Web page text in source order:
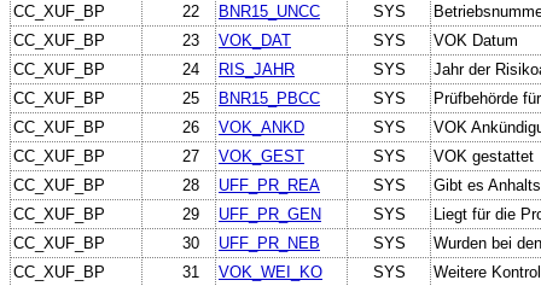
CC_XUF_BP
22 BNR15_UNCC SYS
CC_XUF_BP
23 VOK_DAT SYS
VOK Datum
CC_XUF_BP
24 RIS_JAHR SYS
Jahr der
CC_XUF_BP
25 BNR15_PBCC SYS
Prüfbehörde
CC_XUF_BP
26 VOK_ANKD SYS
VOK
CC_XUF_BP
27 VOK_GEST SYS
VOK gestattet
CC_XUF_BP
28 UFF_PR_REA SYS
Gibt es
CC_XUF_BP
29 UFF_PR_GEN SYS
Liegt für die
CC_XUF_BP
30 UFF_PR_NEB SYS
Wurden bei
CC_XUF_BP
31 VOK_WEI_KO SYS Weitere